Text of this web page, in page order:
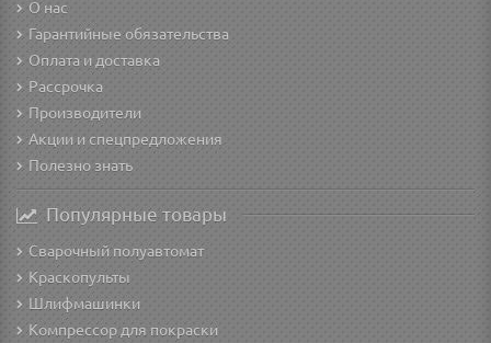
О нас
Гарантийные обязательства
Оплата и доставка
Рассрочка
Производители
Акции и спецпредложения
Полезно знать
Популярные товары
Сварочный полуавтомат
Краскопульты
Шлифмашинки
Компрессор для покраски